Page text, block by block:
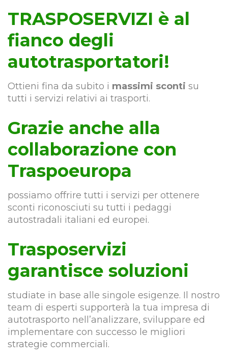
TRASPOSERVIZI è al
fianco degli
autotrasportatori!
Ottieni fina da subito i massimi sconti su
tutti i servizi relativi ai trasporti.
Grazie anche alla
collaborazione con
Traspoeuropa
possiamo offrire tutti i servizi per ottenere
sconti riconosciuti su tutti i pedaggi
autostradali italiani ed europei.
Trasposervizi
garantisce soluzioni
studiate in base alle singole esigenze. Il nostro
team di esperti supporterà la tua impresa di
autotrasporto nell’analizzare, sviluppare ed
implementare con successo le migliori
strategie commerciali.